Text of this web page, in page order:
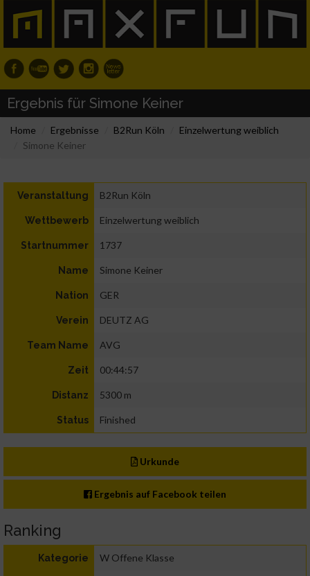
Ergebnis für Simone Keiner
Home Ergebnisse B2Run Köln
Einzelwertung weiblich
Simone Keiner
Veranstaltung B2Run Köln
Wettbewerb Einzelwertung weiblich
Startnummer 1737
Name Simone Keiner
Nation GER
Verein DEUTZ AG
Team Name AVG
Zeit 00:44:57
Distanz 5300 m
Status Finished
Urkunde
Ergebnis auf Facebook teilen
Ranking
Kategorie W Offene Klasse